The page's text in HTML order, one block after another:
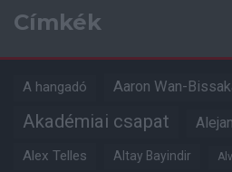
Címkék
A hangadó Aaron Wan-
Akadémiai csapat
Alex Telles Altay Bayindir